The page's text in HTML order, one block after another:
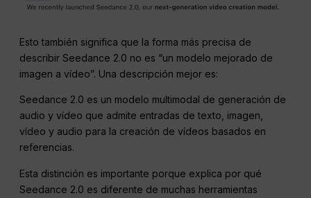
Esto también significa que la forma más precisa de
describir Seedance 2.0 no es “un modelo mejorado de
imagen a vídeo”. Una descripción mejor es:
Seedance 2.0 es un modelo multimodal de generación de
audio y vídeo que admite entradas de texto, imagen,
vídeo y audio para la creación de vídeos basados en
referencias.
Esta distinción es importante porque explica por qué
Seedance 2.0 es diferente de muchas herramientas